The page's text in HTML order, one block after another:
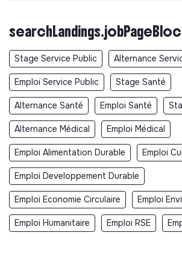
Stage Service Public Alternance
Emploi Service Public Stage Santé
Alternance Santé Emploi Santé
Alternance Médical Emploi Médical
Emploi Alimentation Durable Emploi
Emploi Developpement Durable
Emploi Economie Circulaire Emploi
Emploi Humanitaire Emploi RSE